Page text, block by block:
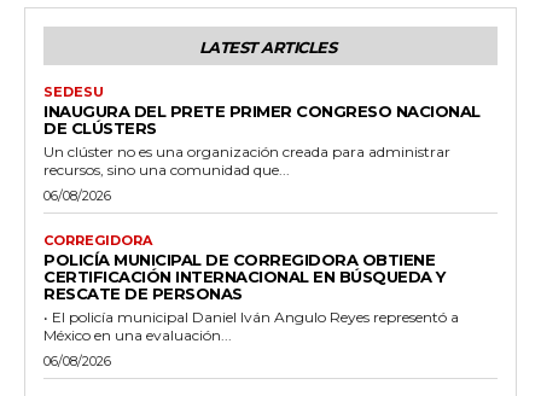
LATEST ARTICLES
SEDESU
INAUGURA DEL PRETE PRIMER CONGRESO NACIONAL
DE CLÚSTERS
Un clúster no es una organización creada para administrar
recursos, sino una comunidad que...
06/08/2026
CORREGIDORA
POLICÍA MUNICIPAL DE CORREGIDORA OBTIENE
CERTIFICACIÓN INTERNACIONAL EN BÚSQUEDA Y
RESCATE DE PERSONAS
• El policía municipal Daniel Iván Angulo Reyes representó a
México en una evaluación...
06/08/2026